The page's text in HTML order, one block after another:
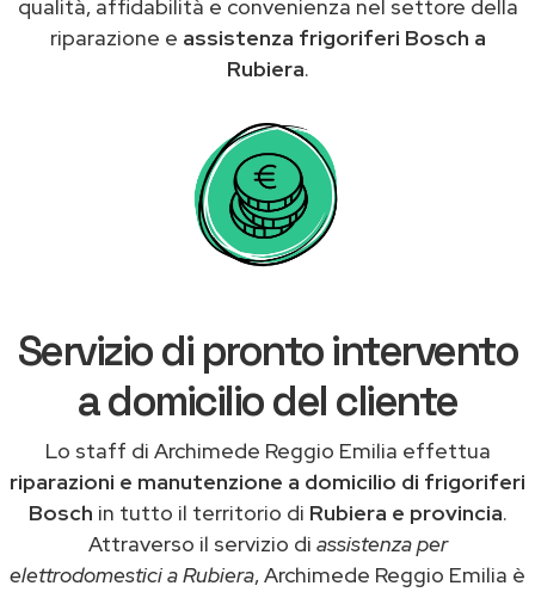
qualità, affidabilità e convenienza nel settore della
riparazione e assistenza frigoriferi Bosch a
Rubiera.
Servizio di pronto intervento
a domicilio del cliente
Lo staff di Archimede Reggio Emilia effettua
riparazioni e manutenzione a domicilio di frigoriferi
Bosch in tutto il territorio di Rubiera e provincia.
Attraverso il servizio di assistenza per
elettrodomestici a Rubiera, Archimede Reggio Emilia è